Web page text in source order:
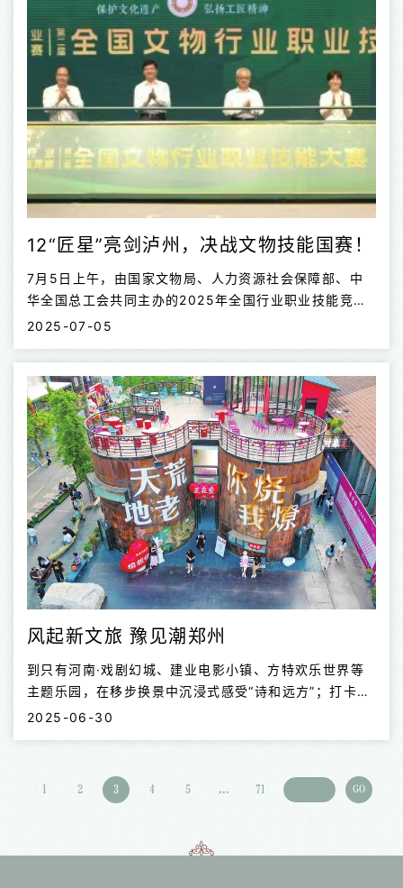
国30个省（自治区、直辖市）的293名选手，经过两天
的激烈角逐，共产生一等奖6名，二等奖24名，三等奖
59名。河南选派12人参加了六个项目的比赛，共4人获
奖，成绩优异。其中金属文物修复师项目1人荣获二等
奖，1人荣获三等奖；考古探掘工和木作文物修复师项目
共有2人获得三等奖； 河南省文...
12“匠星”亮剑泸州，决战文物技能国赛！
7月5日上午，由国家文物局、人力资源社会保障部、中
华全国总工会共同主办的2025年全国行业职业技能竞赛
——第二届全国文物行业职业技能大赛在四川省泸州市开
行业职业技能大赛开幕式现场 河南省文物局高度重视，
启动了严格的省内选拔机制。经过层层考核与专家评审，
最终从全省文博机构、考古院所、保护修复中心等单位的
众多优秀人才中，遴选出12名佼佼者代表河南参加赛场，
参与大赛设置的6个项目的角逐。 据了解，该赛事是目前
中国文物行业规模最大、水平最高、影响最广的职业技能
赛事，也是文物技能人才展示技能、切磋技艺的重要平
台。经过前期选拔，共有来自...
2025-07-05
风起新文旅 豫见潮郑州
到只有河南·戏剧幻城、建业电影小镇、方特欢乐世界等
主题乐园，在移步换景中沉浸式感受“诗和远方”；打卡郑
州记忆1952油化厂创意园、磨街文创园、阜民里等城市
现代科技，与3600岁的商都对个话……
2025-06-30
1 2 3 4 5 ... 71 GO